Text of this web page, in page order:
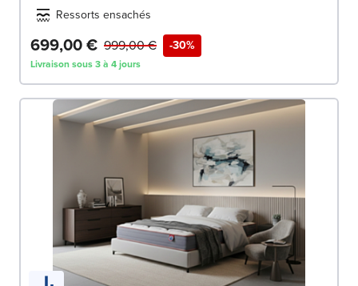
Ressorts ensachés
699,00 € -30%
999,00 €
Livraison sous 3 à 4 jours